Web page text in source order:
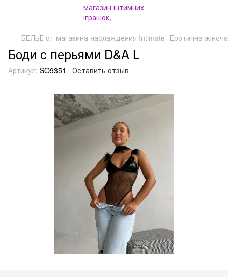
БЕЛЬЕ от магазина наслаждения Intimate Еротична
Боди с перьями D&A L
Артикул: SO9351 Оставить отзыв